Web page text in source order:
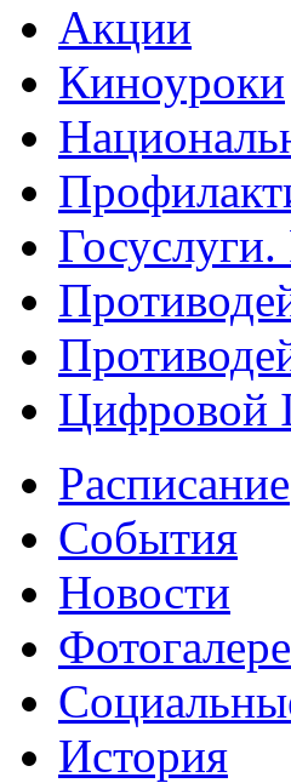
Акции
Киноуроки
Цифровой
Расписание
События
Новости
История